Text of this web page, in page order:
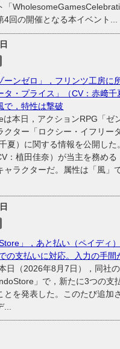
「
4回の開催となる本イベント...
ーンゼロ」，フリンツ工房に
タ・プライス」（CV：赤﨑
で，特性は撃破
本日，アクションRPG「ゼ
クター「ロクシー・イフリー
千夏）に関する情報を公開し
：植田佳奈）が当主を務める
ャラクターだ。属性は「風」
」，あと払い（ペイディ
の支払いに対応。入力の手間
（2026年8月7日），同社
」で，新たに3つの支
とを発表した。このたび追加